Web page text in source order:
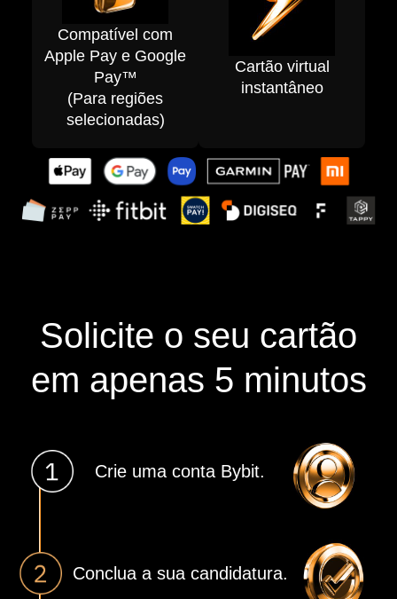
Compatível com
Apple Pay e Google
Pay™
(Para regiões
selecionadas)
Cartão virtual
instantâneo
Solicite o seu cartão
em apenas 5 minutos
Crie uma conta Bybit.
Conclua a sua candidatura.